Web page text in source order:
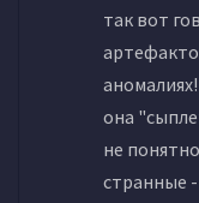
так вот
она
не